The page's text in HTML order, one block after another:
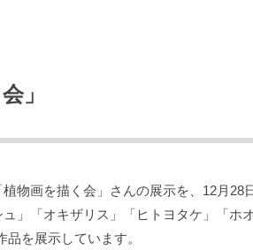
」
物画を描く会」さんの展示を、12月28
」「オキザリス」「ヒトヨタケ」「ホ
を展示しています。